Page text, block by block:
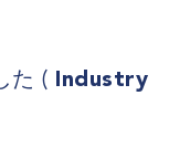
た ( Industry